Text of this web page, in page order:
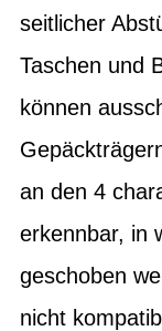
seitlicher
Taschen und
können
an den 4
erkennbar, in
geschoben
nicht